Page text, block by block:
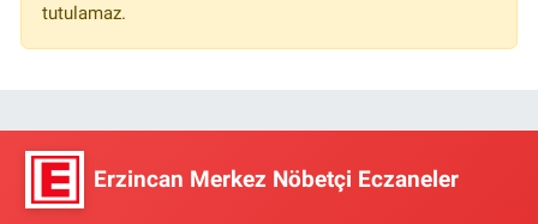
tutulamaz.
Erzincan Merkez Nöbetçi Eczaneler